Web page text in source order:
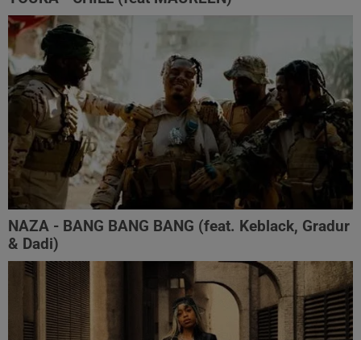
NAZA - BANG BANG BANG (feat. Keblack, Gradur
& Dadi)